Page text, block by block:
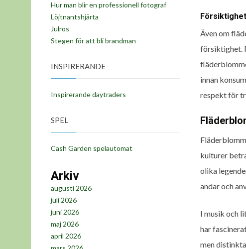
Även om
försiktighet.
innan
respekt för
kulturer
olika
andar och
I musik och
har
men
Hur man blir en professionell fotograf
Löjtnantshjärta
Julros
Stegen för att bli brandman
INSPIRERANDE
Inspirerande daytraders
SPEL
Cash Garden spelautomat
Arkiv
augusti 2026
juli 2026
juni 2026
maj 2026
april 2026